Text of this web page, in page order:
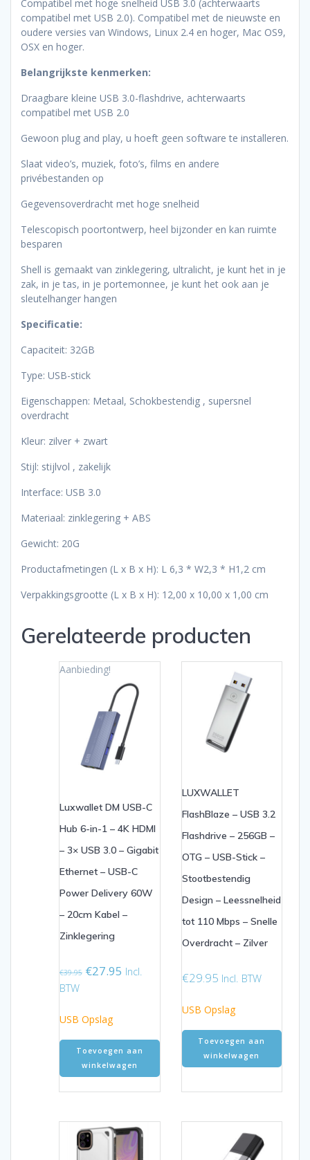
Compatibel met hoge snelheid USB 3.0 (achterwaarts
compatibel met USB 2.0). Compatibel met de nieuwste en
oudere versies van Windows, Linux 2.4 en hoger, Mac OS9,
OSX en hoger.
Belangrijkste kenmerken:
Draagbare kleine USB 3.0-flashdrive, achterwaarts
compatibel met USB 2.0
Gewoon plug and play, u hoeft geen software te installeren.
Slaat video’s, muziek, foto’s, films en andere
privébestanden op
Gegevensoverdracht met hoge snelheid
Telescopisch poortontwerp, heel bijzonder en kan ruimte
besparen
Shell is gemaakt van zinklegering, ultralicht, je kunt het in je
zak, in je tas, in je portemonnee, je kunt het ook aan je
sleutelhanger hangen
Specificatie:
Capaciteit: 32GB
Type: USB-stick
Eigenschappen: Metaal, Schokbestendig , supersnel
overdracht
Kleur: zilver + zwart
Stijl: stijlvol , zakelijk
Interface: USB 3.0
Materiaal: zinklegering + ABS
Gewicht: 20G
Productafmetingen (L x B x H): L 6,3 * W2,3 * H1,2 cm
Verpakkingsgrootte (L x B x H): 12,00 x 10,00 x 1,00 cm
Gerelateerde producten
Aanbieding!
Luxwallet DM USB-C
Hub 6-in-1 – 4K HDMI
– 3× USB 3.0 – Gigabit
Ethernet – USB-C
Power Delivery 60W
– 20cm Kabel –
Zinklegering
€39.95 Oorspronkelijke
€39.95.
€27.95 Huidige
Incl.
BTW
USB Opslag
Toevoegen aan
winkelwagen
LUXWALLET
FlashBlaze – USB 3.2
Flashdrive – 256GB –
OTG – USB-Stick –
Stootbestendig
Design – Leessnelheid
tot 110 Mbps – Snelle
Overdracht – Zilver
€29.95 Incl. BTW
USB Opslag
Toevoegen aan
winkelwagen